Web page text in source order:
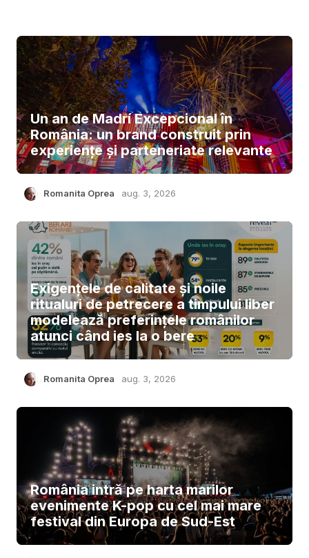
Un an de Madrí Excepcional în
România: un brand construit prin
experiențe și parteneriate relevante
Romanita Oprea aug. 3, 2026
Exigențele de calitate și noile
ritualuri de petrecere a timpului liber
modelează preferințele românilor
atunci când ies la o bere
Romanita Oprea aug. 3, 2026
România intră pe harta marilor
evenimente K-pop cu cel mai mare
festival din Europa de Sud-Est